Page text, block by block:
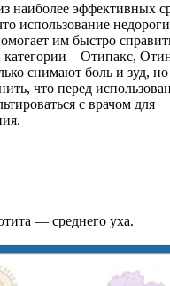
наиболее эффективных
использование
им быстро
– Отипакс,
снимают боль и зуд,
что перед
с врачом для
— среднего уха.